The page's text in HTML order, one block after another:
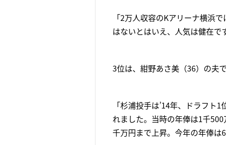
「2万人収容のKアリーナ横浜
はないとはいえ、人気は健在で
3位は、紺野あさ美（36）の夫
「杉浦投手は’14年、ドラフト
れました。当時の年俸は1千
千万円まで上昇。今年の年俸は